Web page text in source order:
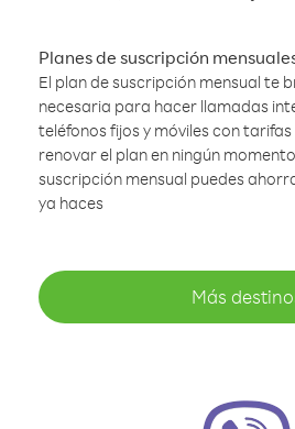
Planes de suscripción
El plan de suscripción mensual te
necesaria para hacer llamadas
teléfonos fijos y móviles con
renovar el plan en ningún
suscripción mensual puedes
ya haces
Más